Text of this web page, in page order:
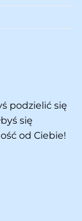
podzielić się
się
od Ciebie!